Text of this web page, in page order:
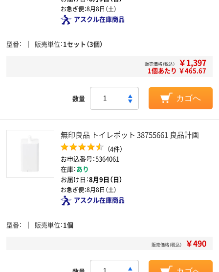
お急ぎ便：8月8日（土）
アスクル在庫商品
型番 販売単位 1セット（3個）
販売価格（税込） ￥1,397
1個あたり ￥465.67
数量 カゴへ
無印良品 トイレポット 38755661 良品計画
（4件）
お申込番号：5364061
在庫：あり
お届け日：8月9日（日）
お急ぎ便：8月8日（土）
アスクル在庫商品
型番 販売単位 1個
販売価格（税込） ￥490